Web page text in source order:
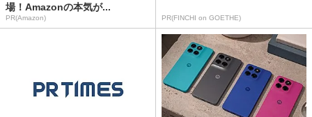
場！Amazonの本気が...
PR(Amazon) PR(FINCHI on GOETHE)